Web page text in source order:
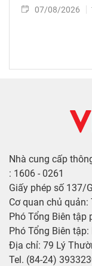
07/08/2026
Nhà cung cấp
: 1606 - 0261
Giấy phép số 137/
Cơ quan chủ
Phó Tổng Biên tập
Phó Tổng Biên
Địa chỉ: 79 Lý
Tel. (84-24)